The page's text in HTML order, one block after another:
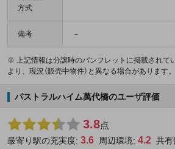
方式
備考 －
※ 上記情報は分譲時のパンフレットに掲載されて
より、現況（販売中物件）と異なる場合があります。
パストラルハイム萬代橋のユーザ評価
3.8点
最寄り駅の充実度: 3.6 周辺環境: 4.2 共有